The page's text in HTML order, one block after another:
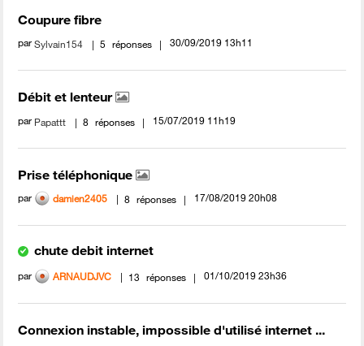
Coupure fibre
parSylvain154 5 réponses ‎30/09/2019 13h11
Débit et lenteur
par Papattt 8 réponses ‎15/07/2019 11h19
Prise téléphonique
par damien2405 8 réponses ‎17/08/2019 20h08
chute debit internet
par ARNAUDJVC 13 réponses ‎01/10/2019 23h36
Connexion instable, impossible d'utilisé internet ...